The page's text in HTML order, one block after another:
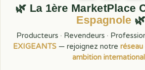
🌿 La 1ère MarketPlace
Espagnole 🌿
Producteurs · Revendeurs ·
EXIGEANTS— rejoignez notre
ambition